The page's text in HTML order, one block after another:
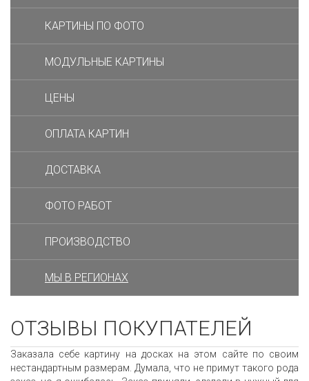
КАРТИНЫ ПО ФОТО
МОДУЛЬНЫЕ КАРТИНЫ
ЦЕНЫ
ОПЛАТА КАРТИН
ДОСТАВКА
ФОТО РАБОТ
ПРОИЗВОДСТВО
МЫ В РЕГИОНАХ
ОТЗЫВЫ ПОКУПАТЕЛЕЙ
Заказала себе картину на досках на этом сайте по своим
нестандартным размерам. Думала, что не примут такого рода